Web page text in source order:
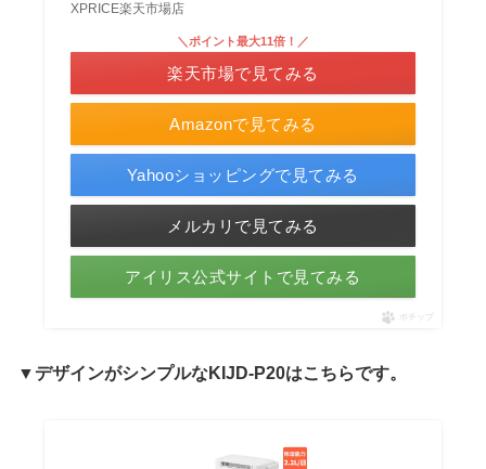
XPRICE楽天市場店
Amazonで見てみる
＼ポイント最大11倍！／
楽天市場で見てみる
Yahooショッピングで見てみる
メルカリで見てみる
アイリス公式サイトで見てみる
ポチップ
▼ デザインがシンプルなKIJD-P20はこちらです。